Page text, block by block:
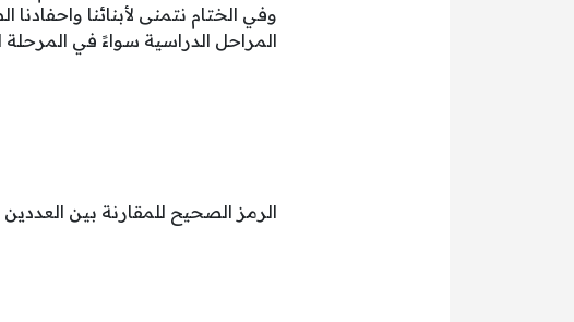
وفي الختام نتمنى لأبنائنا
المراحل الدراسية سواءً في المرحلة
الرمز الصحيح للمقارنة بين العددين (۹ + ۸۰ +٥٠٠… ٩ +